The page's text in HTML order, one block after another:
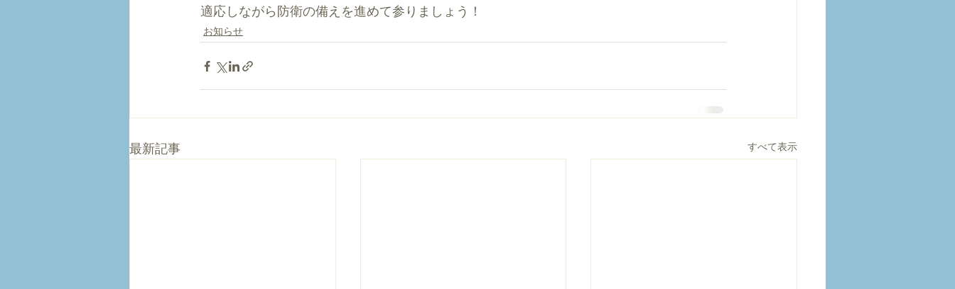
適応しながら防衛の備えを進めて参りましょう！
お知らせ
最新記事 すべて表示